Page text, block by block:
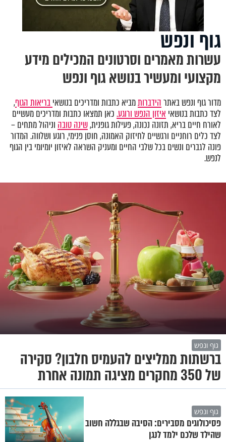
גוף ונפש
עשרות מאמרים וסרטונים המכילים מידע
מקצועי ומעשיר בנושא גוף ונפש
מדור גוף ונפש באתרהידברותמביא כתבות ומדריכים בנושאיבריאות הגוף,
לצד כתבות בנושאי איזון הנפש ורוגע.כאן תמצאו כתבות ומדריכים מעשיים
לאורח חיים בריא, תזונה נכונה, פעילות גופנית,שינה טובה וניהול מתחים –
לצד כלים רוחניים ורגשיים לחיזוק האמונה, חוסן פנימי, רוגע ושלווה. המדור
פונה לגברים ונשים בכל שלבי החיים ומעניק השראה לאיזון יומיומי בין הגוף
לנפש.
גוף ונפש
ברשתות ממליצים להעמיס חלבון? סקירה
של 350 מחקרים מציגה תמונה אחרת
גוף ונפש
פסיכולוגים מסבירים: הסיבה שבגללה חשוב
שהילד שלכם ילמד לנגן